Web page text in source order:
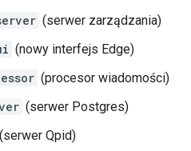
(serwer zarządzania)
(nowy interfejs Edge)
(procesor wiadomości)
(serwer Postgres)
(serwer Qpid)